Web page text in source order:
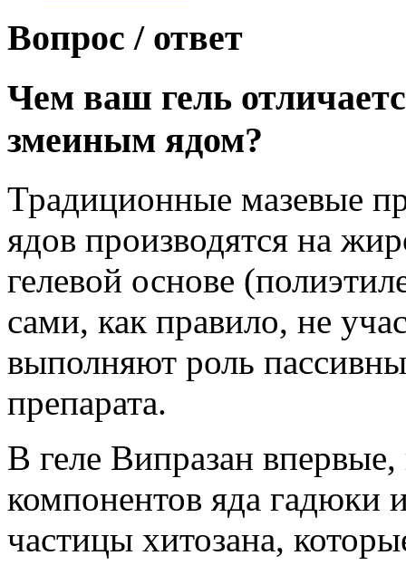
Вопрос / ответ
Чем ваш гель
змеиным ядом?
Традиционные мазевые
ядов производятся на
гелевой основе
сами, как правило, не
выполняют роль
препарата.
В геле Випразан впервые,
компонентов яда гадюки
частицы хитозана,